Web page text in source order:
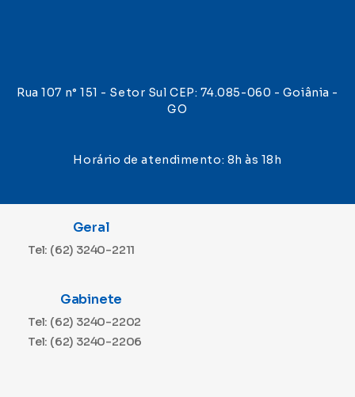
Rua 107 n° 151 - Setor Sul CEP: 74.085-060 - Goiânia -
GO
Horário de atendimento: 8h às 18h
Geral
Tel: (62) 3240-2211
Gabinete
Tel: (62) 3240-2202
Tel: (62) 3240-2206